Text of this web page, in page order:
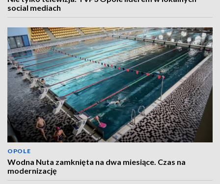
social mediach
OPOLE
Wodna Nuta zamknięta na dwa miesiące. Czas na
modernizację